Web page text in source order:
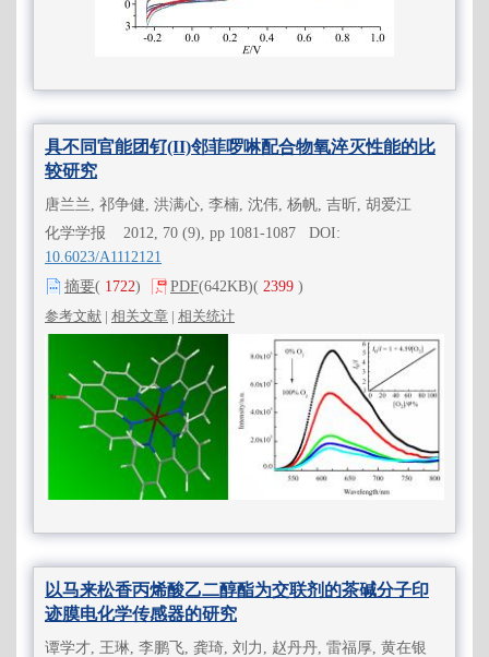
具不同官能团钌(II)邻菲啰啉配合物氧淬灭性能的比
较研究
唐兰兰, 祁争健, 洪满心, 李楠, 沈伟, 杨帆, 吉昕, 胡爱江
化学学报 2012, 70 (9), pp 1081-1087 DOI:
10.6023/A1112121
摘要( 1722) PDF(642KB)( 2399 )
参考文献 | 相关文章 | 相关统计
以马来松香丙烯酸乙二醇酯为交联剂的茶碱分子印
迹膜电化学传感器的研究
谭学才, 王琳, 李鹏飞, 龚琦, 刘力, 赵丹丹, 雷福厚, 黄在银